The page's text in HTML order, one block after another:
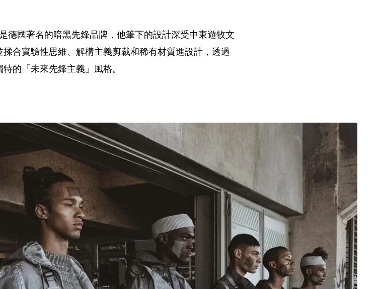
是德國著名的暗黑先鋒品牌 ， 他筆下的設計深受中東遊牧文
揉合實驗性思維、解構主義剪裁和稀有材質進設計 ， 透過
的「未來先鋒主義」風格。